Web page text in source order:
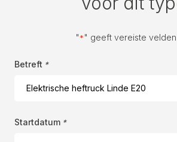
"*" geeft vereiste velden
Betreft *
Startdatum *